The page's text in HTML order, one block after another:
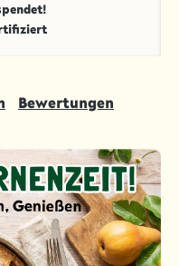
Bewertungen